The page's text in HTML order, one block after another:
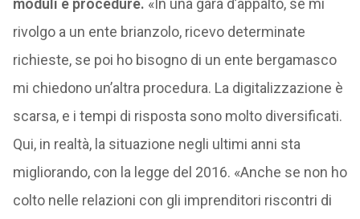
moduli e procedure. «In una gara d’appalto, se mi
rivolgo a un ente brianzolo, ricevo determinate
richieste, se poi ho bisogno di un ente bergamasco
mi chiedono un’altra procedura. La digitalizzazione è
scarsa, e i tempi di risposta sono molto diversificati.
Qui, in realtà, la situazione negli ultimi anni sta
migliorando, con la legge del 2016. «Anche se non ho
colto nelle relazioni con gli imprenditori riscontri di